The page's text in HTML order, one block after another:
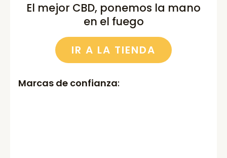
El mejor CBD, ponemos la mano
en el fuego
IR A LA TIENDA
Marcas de confianza: